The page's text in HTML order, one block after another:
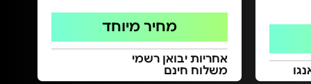
מחיר מיוחד
אחריות יבואן רשמי
משלוח חינם